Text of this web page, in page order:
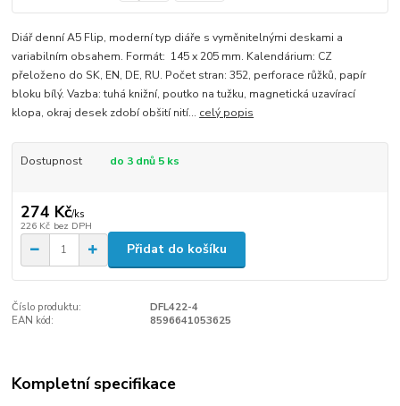
Diář denní A5 Flip, moderní typ diáře s vyměnitelnými deskami a
variabilním obsahem. Formát: 145 x 205 mm. Kalendárium: CZ
přeloženo do SK, EN, DE, RU. Počet stran: 352, perforace růžků, papír
bloku bílý. Vazba: tuhá knižní, poutko na tužku, magnetická uzavírací
klopa, okraj desek zdobí obšití nití... celý popis
Dostupnost do 3 dnů 5 ks
274 Kč/ks
226 Kč bez DPH
Přidat do košíku
Číslo produktu:
DFL422-4
EAN kód:
8596641053625
Kompletní specifikace